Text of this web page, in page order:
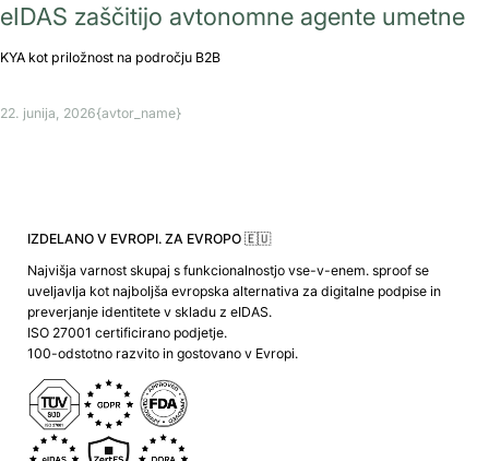
eIDAS zaščitijo avtonomne agente umetne
KYA kot priložnost na področju B2B
22. junija, 2026{avtor_name}
IZDELANO V EVROPI. ZA EVROPO 🇪🇺
Najvišja varnost skupaj s funkcionalnostjo vse-v-enem. sproof se
uveljavlja kot najboljša evropska alternativa za digitalne podpise in
preverjanje identitete v skladu z eIDAS.
ISO 27001 certificirano podjetje.
100-odstotno razvito in gostovano v Evropi.